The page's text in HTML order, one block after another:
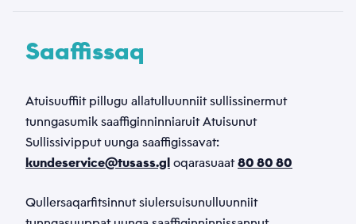
Saaffissaq
Atuisuuffiit pillugu allatulluunniit sullissinermut
tunngasumik saaffiginninniaruit Atuisunut
Sullissivipput uunga saaffigissavat:
kundeservice@tusass.gl oqarasuaat80 80 80
Qullersaqarfitsinnut siulersuisunulluunniit